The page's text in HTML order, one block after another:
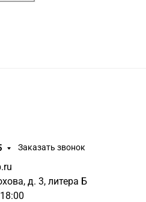
Заказать звонок
д. 3, литера Б